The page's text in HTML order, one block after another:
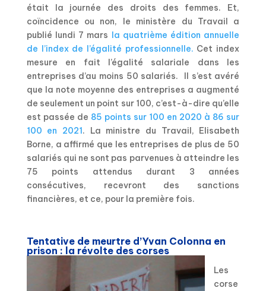
était la journée des droits des femmes. Et,
coïncidence ou non, le ministère du Travail a
publié lundi 7 mars la quatrième édition annuelle
de l’index de l’égalité professionnelle. Cet index
mesure en fait l’égalité salariale dans les
entreprises d’au moins 50 salariés. Il s’est avéré
que la note moyenne des entreprises a augmenté
de seulement un point sur 100, c’est-à-dire qu’elle
est passée de 85 points sur 100 en 2020 à 86 sur
100 en 2021. La ministre du Travail, Elisabeth
Borne, a affirmé que les entreprises de plus de 50
salariés qui ne sont pas parvenues à atteindre les
75 points attendus durant 3 années
consécutives, recevront des sanctions
financières, et ce, pour la première fois.
Tentative de meurtre d’Yvan Colonna en
prison : la révolte des corses
Les
corse